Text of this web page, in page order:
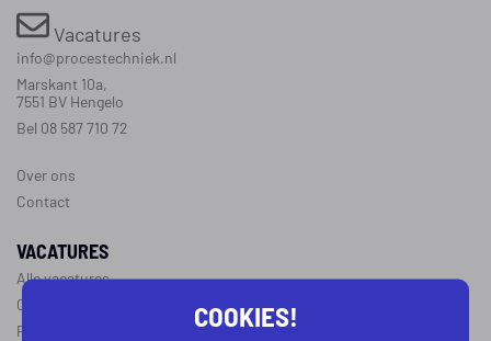
Vacatures
info@procestechniek.nl
Marskant 10a,
7551 BV Hengelo
Bel 08 587 710 72
Over ons
Contact
VACATURES
Alle vacatures
Operator vacatures
Productiemedewerker vacaturesCOOKIES!